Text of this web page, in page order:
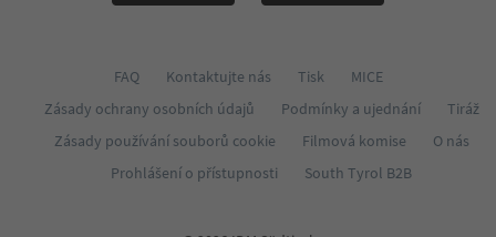
FAQ Kontaktujte nás Tisk
MICE
Zásady ochrany osobních údajů
Podmínky a ujednání
Tiráž
Zásady používání souborů cookie
Filmová komise
O nás
Prohlášení o přístupnosti
South Tyrol B2B